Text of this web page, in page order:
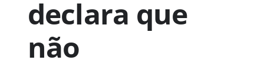
declara que
não